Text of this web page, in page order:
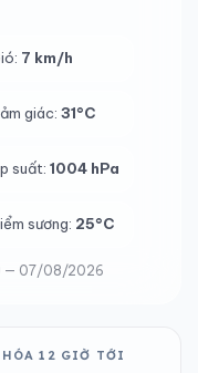
7 km/h
giác:31°C
suất:1004 hPa
sương: 25°C
— 07/08/2026
12 GIỜ TỚI